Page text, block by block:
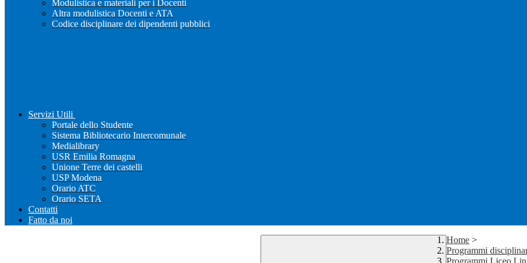
Modulistica e materiali per i Docenti
Altra modulistica Docenti e ATA
Codice disciplinare dei dipendenti pubblici
Servizi Utili
Portale dello Studente
Sistema Bibliotecario Intercomunale
Medialibrary
USR Emilia Romagna
Unione Terre dei castelli
USP Modena
Orario ATC
Orario SETA
Contatti
Fatto da noi
Home >
Programmi